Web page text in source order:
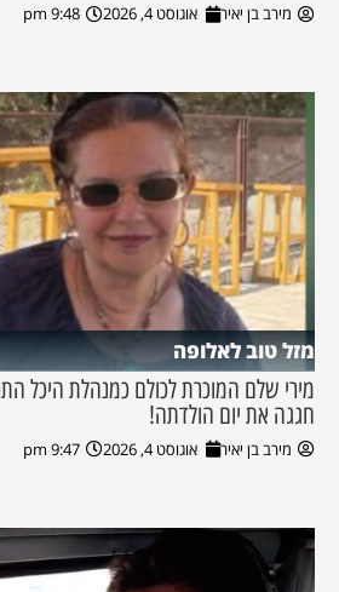
מירב בן יאיר אוגוסט 4, 2026 9:48 pm
מזל טוב לאלופה
מירי שלם המוכרת לכולם כמנהלת היכל
חגגה את יום הולדתה!
מירב בן יאיר אוגוסט 4, 2026 9:47 pm